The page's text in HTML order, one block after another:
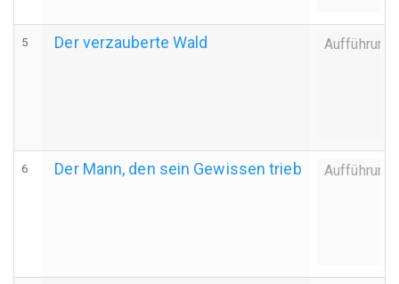
5 Der verzauberte Wald Aufführung
6 Der Mann, den sein Gewissen trieb Aufführung